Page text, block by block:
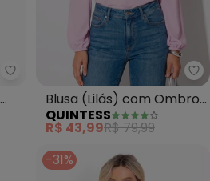
Quintess - Blusa (Cashmere)
Blusa (Lilás) com Ombro
Vazado
QUINTESS
R$ 43,99R$ 79,99
-31%